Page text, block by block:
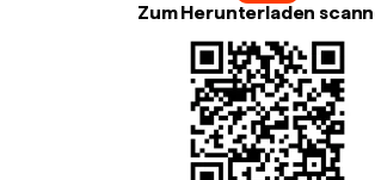
Zum Herunterladen